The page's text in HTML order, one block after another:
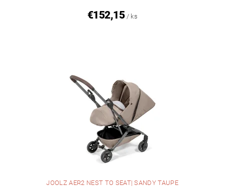
€152,15 / ks
JOOLZ AER2 NEST TO SEAT| SANDY TAUPE